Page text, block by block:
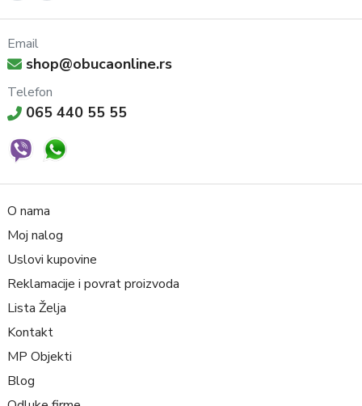
Email
shop@obucaonline.rs
Telefon
065 440 55 55
O nama
Moj nalog
Uslovi kupovine
Reklamacije i povrat proizvoda
Lista Želja
Kontakt
MP Objekti
Blog